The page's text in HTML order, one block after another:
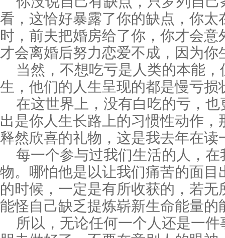
看，这恰好暴露了你的缺点，你
时，前夫把婚房给了你，你才会
才会离婚后努力恋爱不成，因为你
当然，不想吃亏是人类的本能，
生，他们的人生呈现的都是慢亏损
在这世界上，没有白吃的亏，也
出是你人生长路上的习惯性动作
释然欣喜的礼物，这是我去年在
每一个参与过我们生活的人，在
物。哪怕他是以让我们痛苦的面
的时候，一定是有所收获的，若
能怪自己缺乏提炼崭新生命能量的
所以，无论任何一个人还是一件